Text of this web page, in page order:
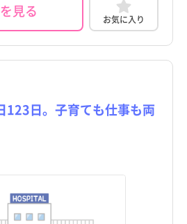
見る お気に入り
123日。子育ても仕事も両